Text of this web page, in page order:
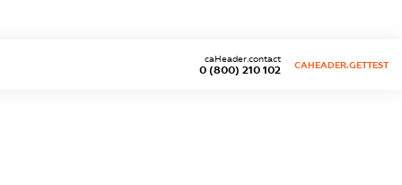
0 (800) 210 102
caHeader.contact
CAHEADER.GETTEST